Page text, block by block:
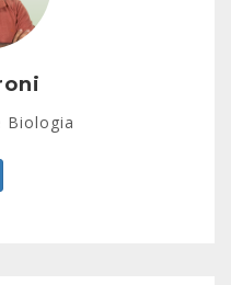
Biologia
pré-vestibulares.